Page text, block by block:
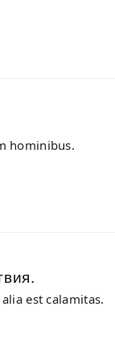
hominibus.
est calamitas.